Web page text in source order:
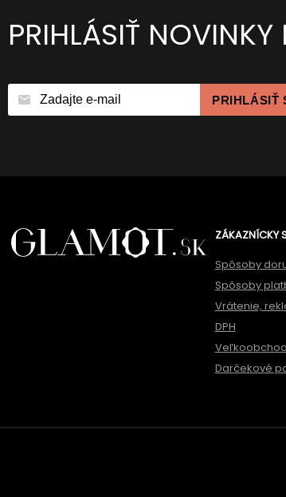
PRIHLÁSIŤ
PRIHLÁSIŤ
ZÁKAZNÍCKY
Spôsoby
Spôsoby
Vrátenie,
DPH
Veľkoobchod
Darčekové